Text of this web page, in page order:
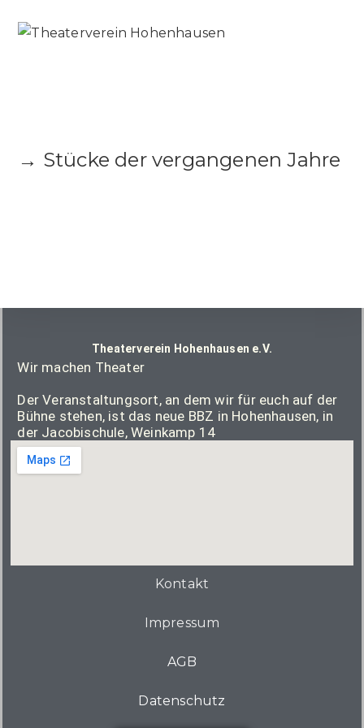
→ Stücke der vergangenen Jahre
Theaterverein Hohenhausen e.V.
Kontakt
Impressum
AGB
Datenschutz
Wir machen Theater
Der Veranstaltungsort, an dem wir für euch auf der
Bühne stehen, ist das neue BBZ in Hohenhausen, in
der Jacobischule, Weinkamp 14